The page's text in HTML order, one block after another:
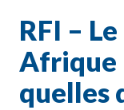
RFI –
Afrique
quelles